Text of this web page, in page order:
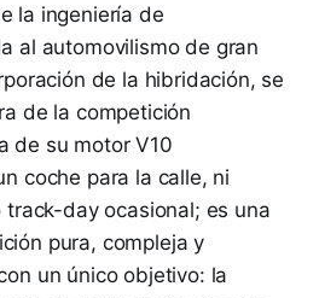
la ingeniería de
al automovilismo de gran
de la hibridación, se
de la competición
de su motor V10
coche para la calle, ni
track-day ocasional; es una
pura, compleja y
un único objetivo: la